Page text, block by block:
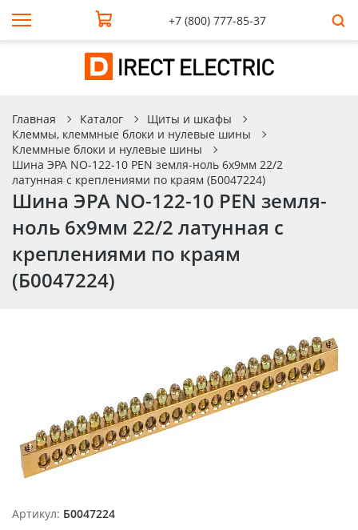
+7 (800) 777-85-37
Главная Каталог
Щиты и шкафы
Клеммы, клеммные блоки и нулевые шины
Клеммные блоки и нулевые шины
Шина ЭРА NO-122-10 PEN земля-ноль 6х9мм 22/2
латунная с креплениями по краям (Б0047224)
Шина ЭРА NO-122-10 PEN земля-
ноль 6х9мм 22/2 латунная с
креплениями по краям
(Б0047224)
Артикул: Б0047224